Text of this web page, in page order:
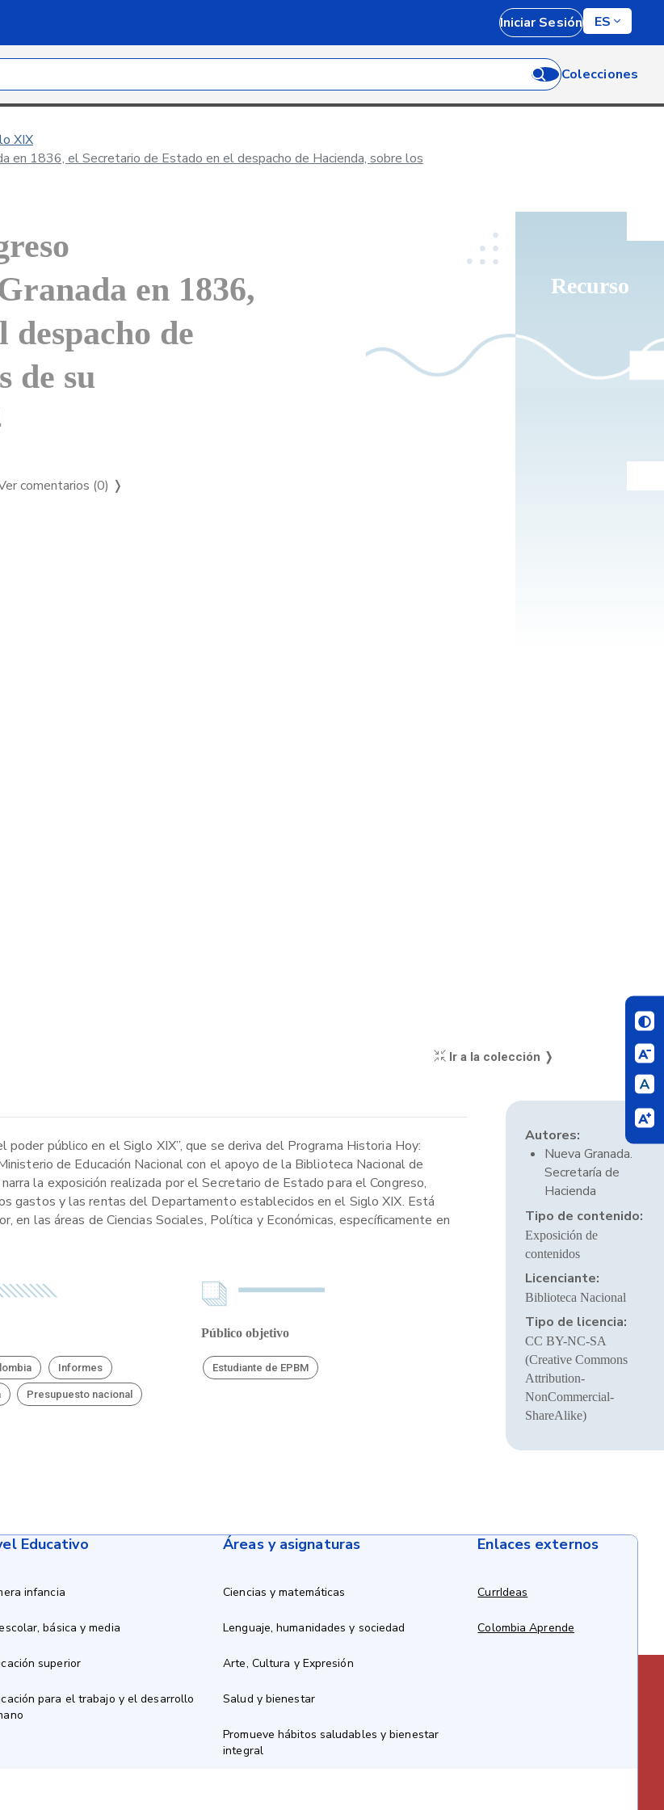
Iniciar Sesión ES
Colecciones
XIX
en 1836, el Secretario de Estado en el despacho de Hacienda, sobre los
Recurso
en 1836,
despacho de
de su
comentarios (0) ❭
Ir a la colección ❭
público en el Siglo XIX”, que se deriva del Programa Historia Hoy:
de Educación Nacional con el apoyo de la Biblioteca Nacional de
la exposición realizada por el Secretario de Estado para el Congreso,
gastos y las rentas del Departamento establecidos en el Siglo XIX. Está
en las áreas de Ciencias Sociales, Política y Económicas, específicamente en
Informes
Presupuesto nacional
Público objetivo
Estudiante de EPBM
Autores:
Nueva Granada.
Secretaría de
Hacienda
Tipo de contenido:
Exposición de
contenidos
Licenciante:
Biblioteca Nacional
Tipo de licencia:
CC BY-NC-SA
(Creative Commons
Attribution-
NonCommercial-
ShareAlike)
Educativo
infancia
básica y media
superior
para el trabajo y el desarrollo
Áreas y asignaturas
Ciencias y matemáticas
Lenguaje, humanidades y sociedad
Arte, Cultura y Expresión
Salud y bienestar
Promueve hábitos saludables y bienestar
integral
Enlaces externos
CurrIdeas
Colombia Aprende